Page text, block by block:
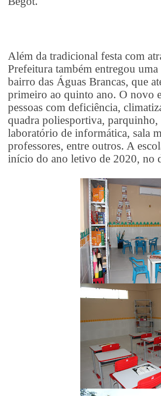
Além da tradicional festa com
Prefeitura também entregou
bairro das Águas Brancas, que
primeiro ao quinto ano. O novo
pessoas com deficiência,
quadra poliesportiva,
laboratório de informática, sala
professores, entre outros. A
início do ano letivo de 2020, no